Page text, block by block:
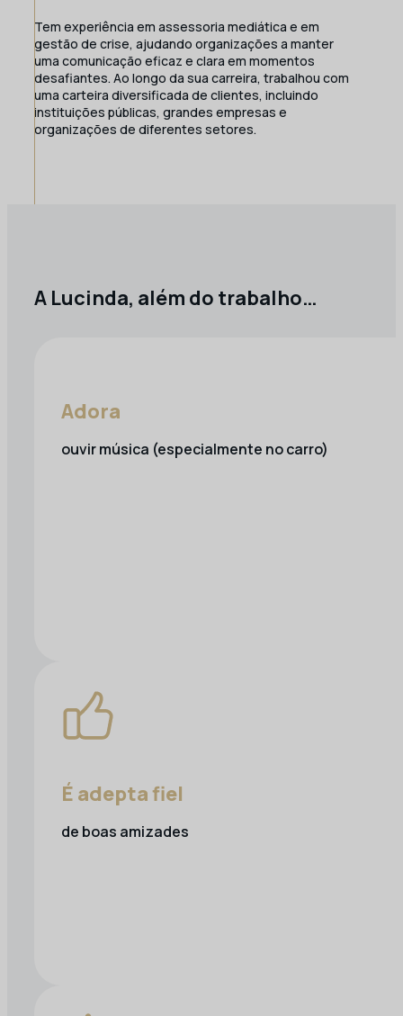
Tem experiência em assessoria mediática e em
gestão de crise, ajudando organizações a manter
uma comunicação eficaz e clara em momentos
desafiantes. Ao longo da sua carreira, trabalhou com
uma carteira diversificada de clientes, incluindo
instituições públicas, grandes empresas e
organizações de diferentes setores.
A Lucinda, além do trabalho…
Adora
ouvir música (especialmente no carro)
É adepta fiel
de boas amizades